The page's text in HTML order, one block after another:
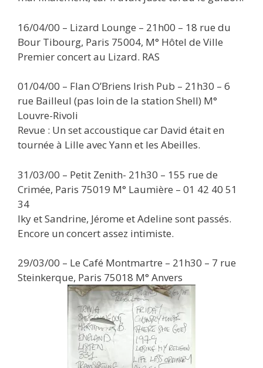
16/04/00 – Lizard Lounge – 21h00 – 18 rue du
Bour Tibourg, Paris 75004, M° Hôtel de Ville
Premier concert au Lizard. RAS
01/04/00 – Flan O’Briens Irish Pub – 21h30 – 6
rue Bailleul (pas loin de la station Shell) M°
Louvre-Rivoli
Revue : Un set accoustique car David était en
tournée à Lille avec Yann et les Abeilles.
31/03/00 – Petit Zenith- 21h30 – 155 rue de
Crimée, Paris 75019 M° Laumière – 01 42 40 51
34
Iky et Sandrine, Jérome et Adeline sont passés.
Encore un concert assez intimiste.
29/03/00 – Le Café Montmartre – 21h30 – 7 rue
Steinkerque, Paris 75018 M° Anvers